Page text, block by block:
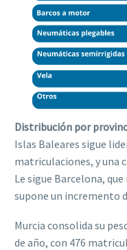
Distribución por
Islas Baleares sigue
matriculaciones, y una
Le sigue Barcelona,
supone un incremento
Murcia consolida su
de año, con 476